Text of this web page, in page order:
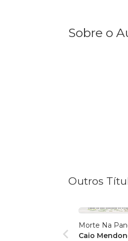
Sobre o
Outros
Morte Na
Caio